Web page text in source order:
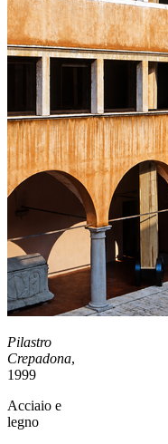
Pilastro
Crepadona,
1999
Acciaio e
legno